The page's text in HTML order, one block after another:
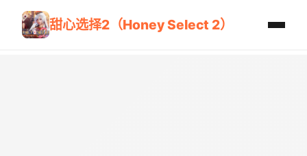
甜心选择2（Honey Select 2）